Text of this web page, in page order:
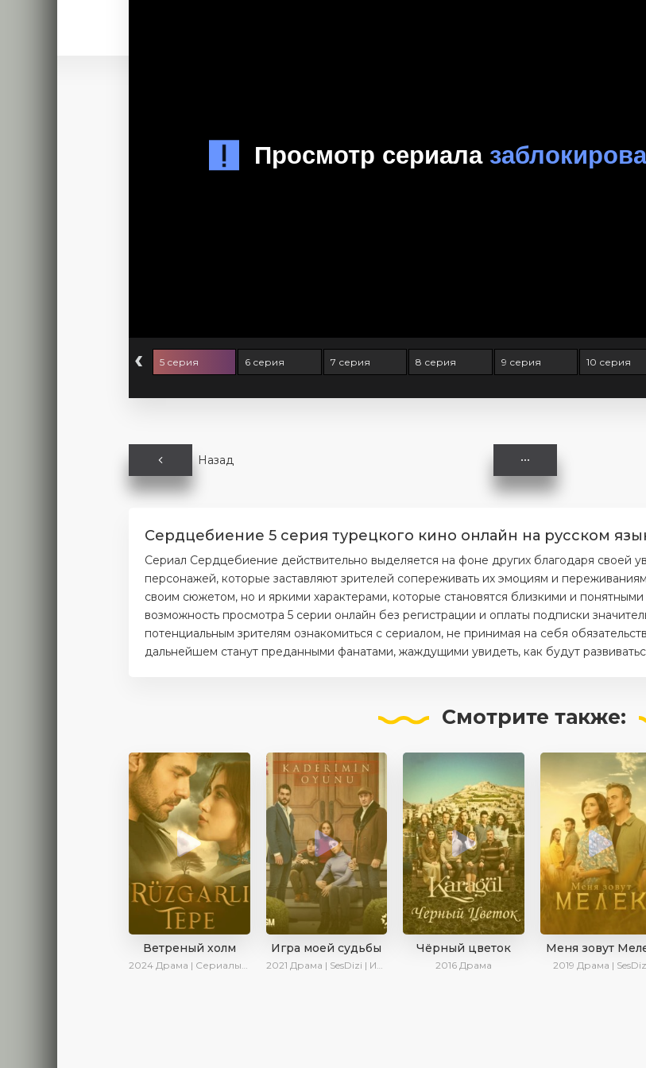
‹ 5 серия 6 серия 7 серия 8 серия 9 серия 10 серия
Назад
Сердцебиение 5 серия турецкого кино онлайн на русском
Сериал Сердцебиение действительно выделяется на фоне других благодаря своей
персонажей, которые заставляют зрителей сопереживать их эмоциям и
своим сюжетом, но и яркими характерами, которые становятся близкими и
возможность просмотра 5 серии онлайн без регистрации и оплаты подписки
потенциальным зрителям ознакомиться с сериалом, не принимая на себя
дальнейшем станут преданными фанатами, жаждущими увидеть, как будут
Смотрите также:
Ветреный холм
2024 Драма | Сериалы 2024
Игра моей судьбы
2021 Драма | SesDizi | Ирина Котова
Чёрный цветок
2016 Драма
Меня зовут
2019 Драма |